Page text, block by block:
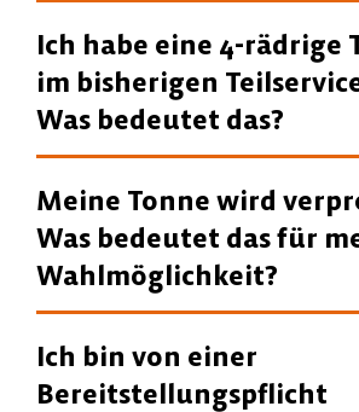
Ich habe eine 4-rädrige
im bisherigen
Was bedeutet das?
Meine Tonne wird
Was bedeutet das für
Wahlmöglichkeit?
Ich bin von einer
Bereitstellungspflicht